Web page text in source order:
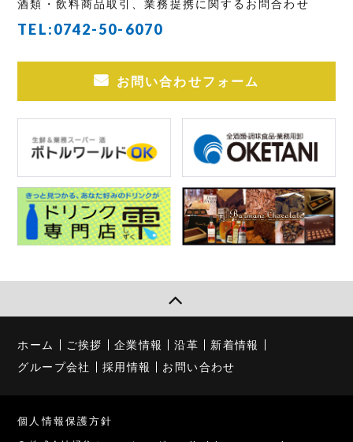
酒類・飲料商品取引、業務提携に関するお問合わせ
TEL:0742-50-6070
お問い合わせフォーム
ホーム ご挨拶 企業情報 沿革
新着情報
グループ会社
採用情報 お問い合わせ
個人情報保護方針